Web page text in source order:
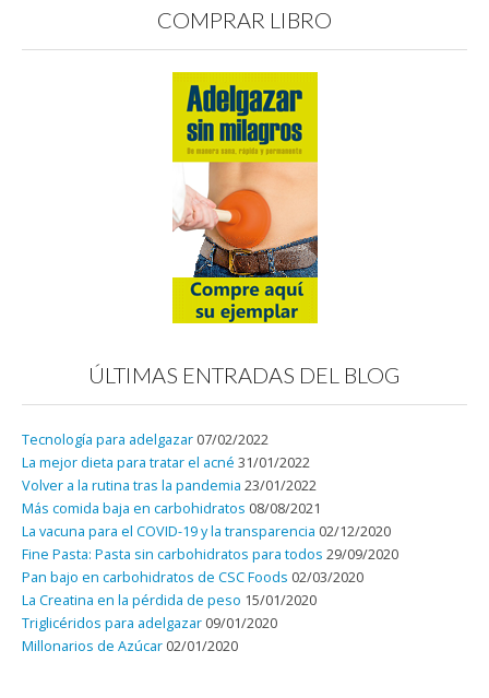
COMPRAR LIBRO
ÚLTIMAS ENTRADAS DEL BLOG
Tecnología para adelgazar 07/02/2022
La mejor dieta para tratar el acné 31/01/2022
Volver a la rutina tras la pandemia 23/01/2022
Más comida baja en carbohidratos 08/08/2021
La vacuna para el COVID-19 y la transparencia 02/12/2020
Fine Pasta: Pasta sin carbohidratos para todos 29/09/2020
Pan bajo en carbohidratos de CSC Foods 02/03/2020
La Creatina en la pérdida de peso 15/01/2020
Triglicéridos para adelgazar 09/01/2020
Millonarios de Azúcar 02/01/2020